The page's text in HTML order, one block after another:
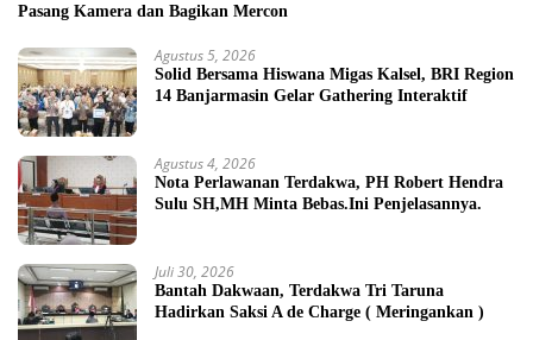
Pasang Kamera dan Bagikan Mercon
Agustus 5, 2026
Solid Bersama Hiswana Migas Kalsel, BRI Region
14 Banjarmasin Gelar Gathering Interaktif
Agustus 4, 2026
Nota Perlawanan Terdakwa, PH Robert Hendra
Sulu SH,MH Minta Bebas.Ini Penjelasannya.
Juli 30, 2026
Bantah Dakwaan, Terdakwa Tri Taruna
Hadirkan Saksi A de Charge ( Meringankan )